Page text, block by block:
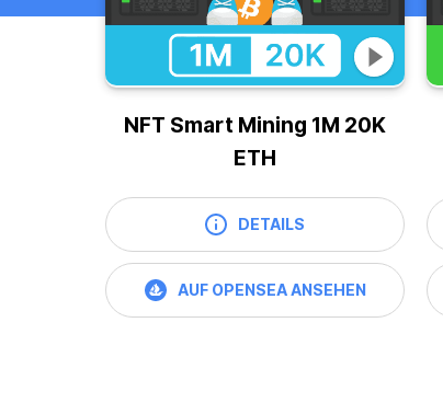
NFT Smart Mining 1M 20K
ETH
DETAILS
AUF OPENSEA ANSEHEN